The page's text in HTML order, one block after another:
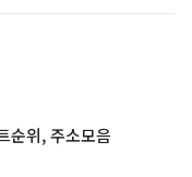
순위, 주소모음